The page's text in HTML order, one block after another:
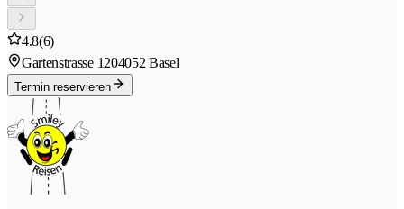
4.8(6)
Gartenstrasse 1204052 Basel
Termin reservieren